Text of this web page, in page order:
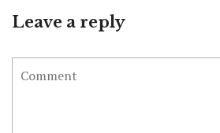
Leave a reply